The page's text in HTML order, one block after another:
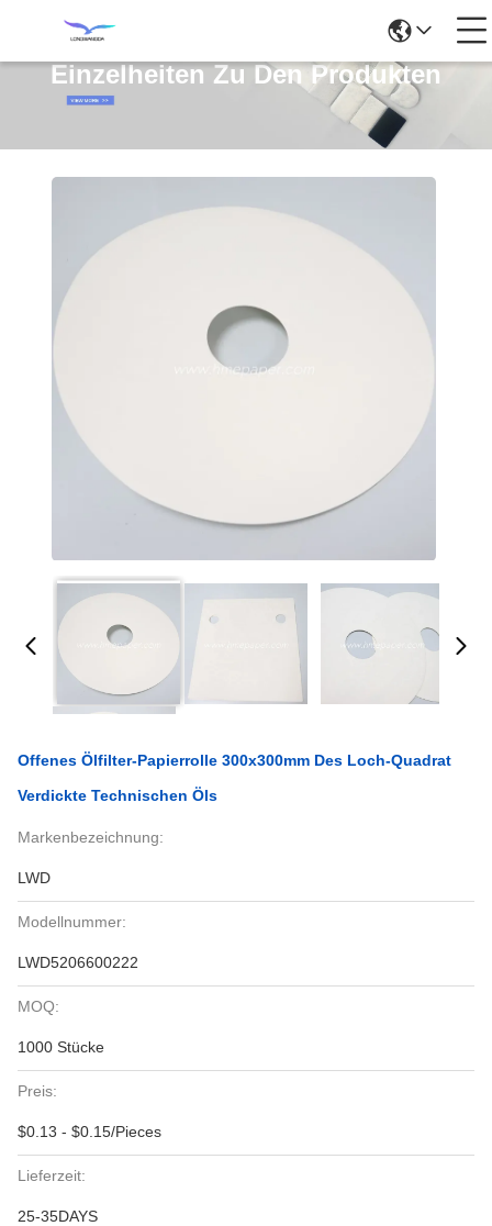
Einzelheiten Zu Den Produkten
Offenes Ölfilter-Papierrolle 300x300mm Des Loch-Quadrat
Verdickte Technischen Öls
Markenbezeichnung:
LWD
Modellnummer:
LWD5206600222
MOQ:
1000 Stücke
Preis:
$0.13 - $0.15/Pieces
Lieferzeit:
25-35DAYS